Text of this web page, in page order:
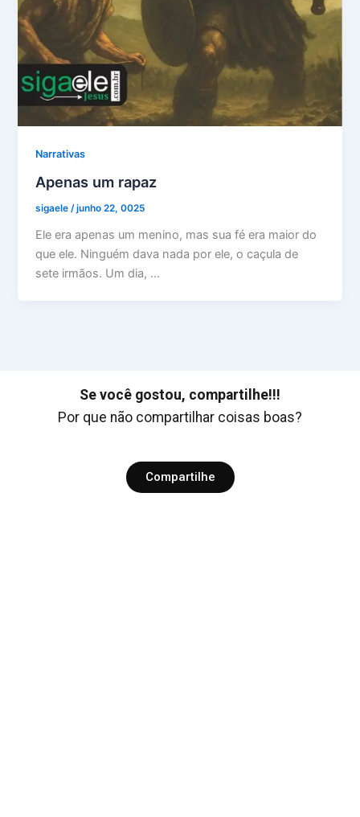
Narrativas
Apenas um rapaz
sigaele /junho 22, 0025
Ele era apenas um menino, mas sua fé era maior do
que ele. Ninguém dava nada por ele, o caçula de
sete irmãos. Um dia, …
Se você gostou, compartilhe!!!
Por que não compartilhar coisas boas?
Compartilhe